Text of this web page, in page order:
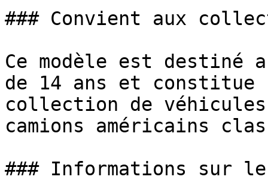
### Convient aux
Ce modèle est
de 14 ans et
collection de
camions américains
### Informations sur